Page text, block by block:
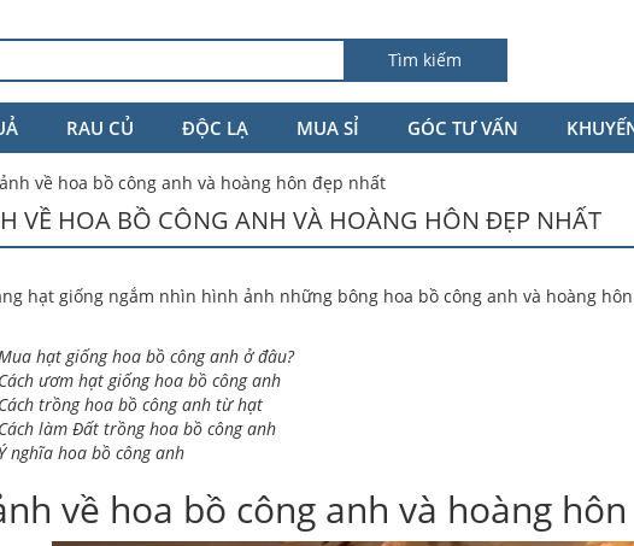
Tìm kiếm
RAU CỦ ĐỘC LẠ MUA SỈ GÓC TƯ VẤN
về hoa bồ công anh và hoàng hôn đẹp nhất
VỀ HOA BỒ CÔNG ANH VÀ HOÀNG HÔN ĐẸP NHẤT
hạt giống ngắm nhìn hình ảnh những bông hoa bồ công anh và hoàng
hạt giống hoa bồ công anh ở đâu?
Cách ươm hạt giống hoa bồ công anh
Cách trồng hoa bồ công anh từ hạt
Cách làm Đất trồng hoa bồ công anh
Ý nghĩa hoa bồ công anh
về hoa bồ công anh và hoàng